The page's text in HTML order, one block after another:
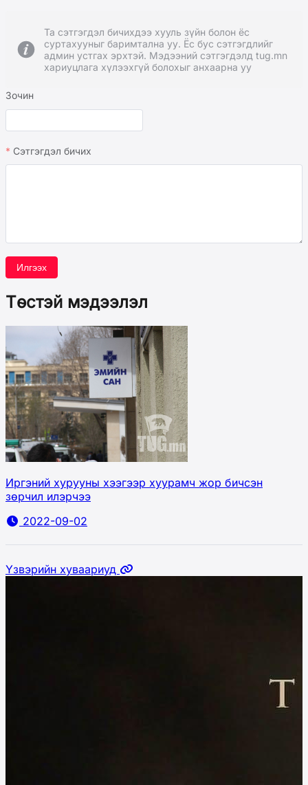
Та сэтгэгдэл бичихдээ хууль зүйн болон ёс
суртахууныг баримтална уу. Ёс бус сэтгэгдлийг
админ устгах эрхтэй. Мэдээний сэтгэгдэлд tug.mn
хариуцлага хүлээхгүй болохыг анхаарна уу
Зочин
Сэтгэгдэл бичих
Илгээх
Төстэй мэдээлэл
Иргэний хурууны хээгээр хуурамч жор бичсэн
зөрчил илэрчээ
2022-09-02
Үзвэрийн хуваариуд